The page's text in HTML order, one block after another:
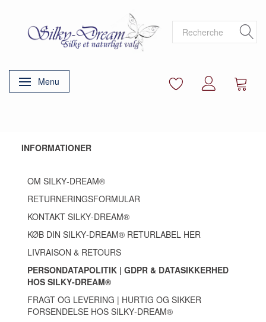
Basculer la navigation
Menu
INFORMATIONER
OM SILKY‑DREAM®
RETURNERINGSFORMULAR
KONTAKT SILKY‑DREAM®
KØB DIN SILKY‑DREAM® RETURLABEL HER
LIVRAISON & RETOURS
PERSONDATAPOLITIK | GDPR & DATASIKKERHED
HOS SILKY‑DREAM®
FRAGT OG LEVERING | HURTIG OG SIKKER
FORSENDELSE HOS SILKY‑DREAM®